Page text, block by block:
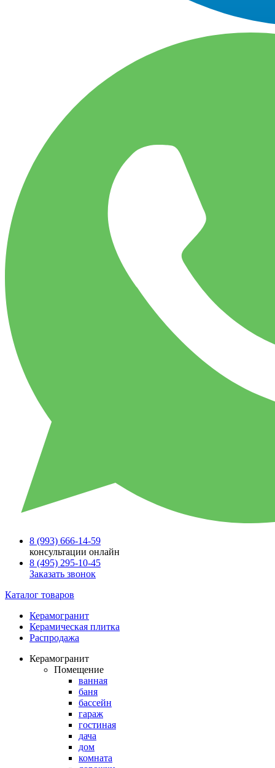
8 (993) 666-14-59
консультации онлайн
8 (495) 295-10-45
Заказать звонок
Каталог товаров
Керамогранит
Керамическая плитка
Распродажа
Керамогранит
Помещение
ванная
баня
бассейн
гараж
гостиная
дача
дом
комната